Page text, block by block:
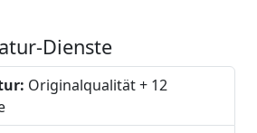
Dienste
Originalqualität + 12